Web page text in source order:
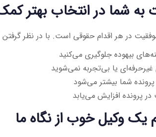
به شما در انتخاب بهتر
در هر اقدام حقوقی است. با در نظر گرفتن
بیهوده جلوگیری می‌کنید
غیرحرفه‌ای یا بی‌تجربه نمی‌شوید
شما بیشتر می‌شود
پرونده افزایش می‌یابد